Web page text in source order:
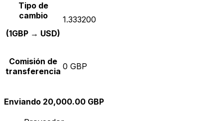
Tipo de
cambio
(1GBP → USD)
1.333200
Comisión de
transferencia 0 GBP
Enviando 20,000.00 GBP